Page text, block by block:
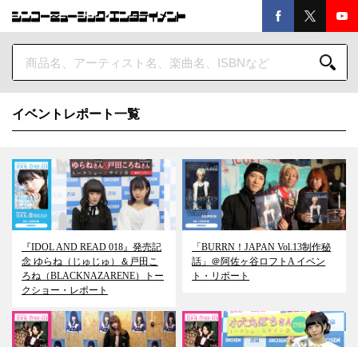
イベントレポート一覧
『IDOL AND READ 018』発売記
念 ゆらね（じゅじゅ）＆戸田こ
ろね（BLACKNAZARENE）トー
クショー・レポート
「BURRN！JAPAN Vol.13制作秘
話」＠阿佐ヶ谷ロフトA イベン
ト・リポート